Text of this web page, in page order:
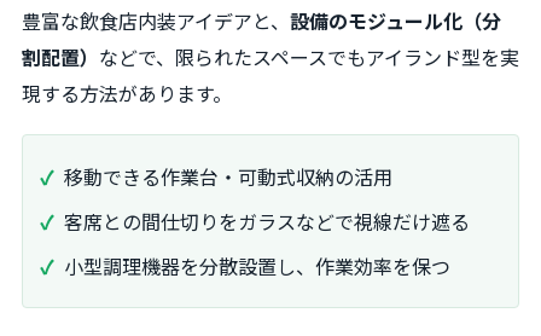
豊富な飲食店内装アイデアと、 設備のモジュール化（分
割配置） などで、限られたスペースでもアイランド型を実
現する方法があります。
移動できる作業台・可動式収納の活用
客席との間仕切りをガラスなどで視線だけ遮る
小型調理機器を分散設置し、作業効率を保つ